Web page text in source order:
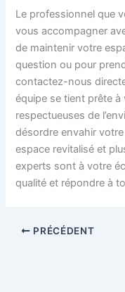
Le professionnel que
vous accompagner
de maintenir votre
question ou pour
contactez-nous
équipe se tient prête
respectueuses de
désordre envahir
espace revitalisé et
experts sont à votre
qualité et répondre à
PRÉCÉDENT